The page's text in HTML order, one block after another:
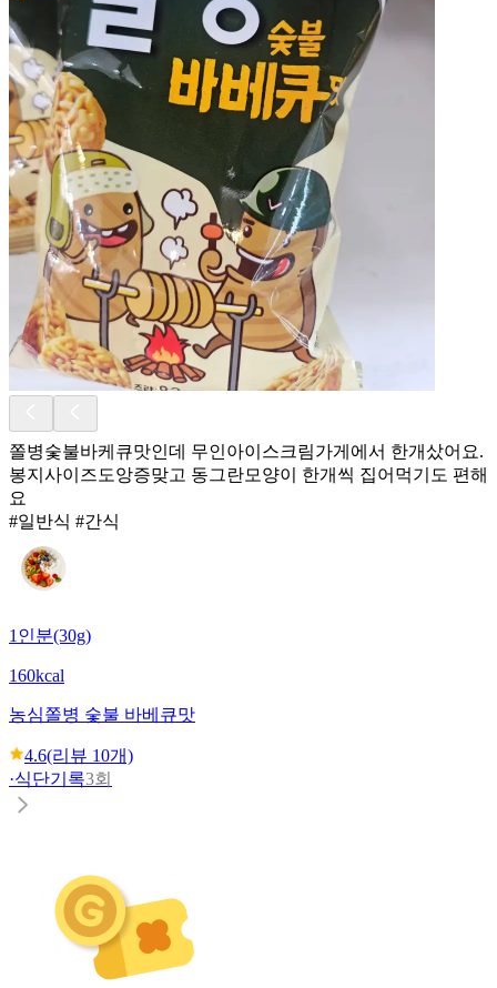
쫄병숯불바케큐맛인데 무인아이스크림가게에서 한개샀어요.
봉지사이즈도앙증맞고 동그란모양이 한개씩 집어먹기도 편해
요
#일반식 #간식
1인분(30g)
160kcal
농심쫄병 숯불 바베큐맛
4.6(리뷰 10개)
·식단기록3회